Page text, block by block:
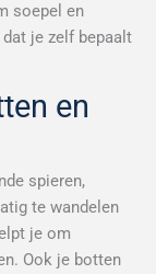
soepel en
je zelf bepaalt
en
spieren,
te wandelen
je om
Ook je botten